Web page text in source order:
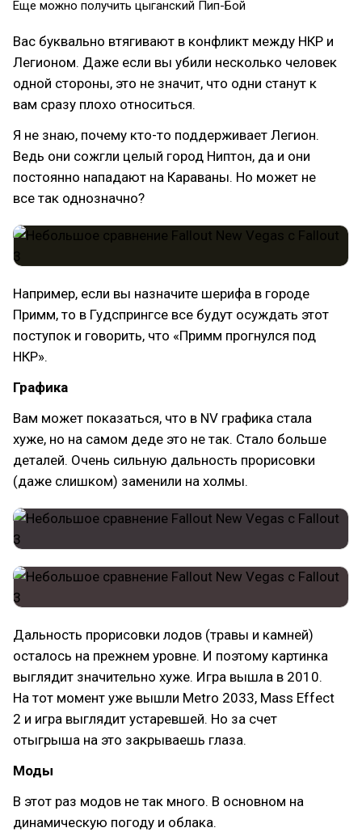
Еще можно получить цыганский Пип-Бой
Вас буквально втягивают в конфликт между НКР и
Легионом. Даже если вы убили несколько человек
одной стороны, это не значит, что одни станут к
вам сразу плохо относиться.
Я не знаю, почему кто-то поддерживает Легион.
Ведь они сожгли целый город Ниптон, да и они
постоянно нападают на Караваны. Но может не
все так однозначно?
Например, если вы назначите шерифа в городе
Примм, то в Гудспрингсе все будут осуждать этот
поступок и говорить, что «Примм прогнулся под
НКР».
Графика
Вам может показаться, что в NV графика стала
хуже, но на самом деде это не так. Стало больше
деталей. Очень сильную дальность прорисовки
(даже слишком) заменили на холмы.
Дальность прорисовки лодов (травы и камней)
осталось на прежнем уровне. И поэтому картинка
выглядит значительно хуже. Игра вышла в 2010.
На тот момент уже вышли Metro 2033, Mass Effect
2 и игра выглядит устаревшей. Но за счет
отыгрыша на это закрываешь глаза.
Моды
В этот раз модов не так много. В основном на
динамическую погоду и облака.